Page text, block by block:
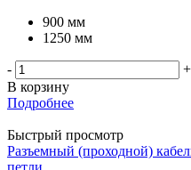
900 мм
1250 мм
-
+
В корзину
Подробнее
Быстрый просмотр
Разъемный (проходной)
петли